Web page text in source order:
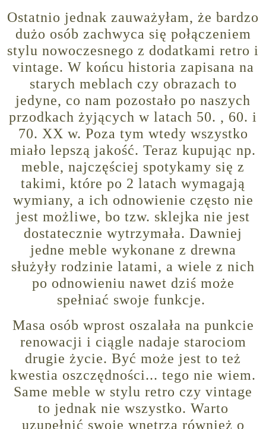
Ostatnio jednak zauważyłam, że bardzo
dużo osób zachwyca się połączeniem
stylu nowoczesnego z dodatkami retro i
vintage. W końcu historia zapisana na
starych meblach czy obrazach to
jedyne, co nam pozostało po naszych
przodkach żyjących w latach 50. , 60. i
70. XX w. Poza tym wtedy wszystko
miało lepszą jakość. Teraz kupując np.
meble, najczęściej spotykamy się z
takimi, które po 2 latach wymagają
wymiany, a ich odnowienie często nie
jest możliwe, bo tzw. sklejka nie jest
dostatecznie wytrzymała. Dawniej
jedne meble wykonane z drewna
służyły rodzinie latami, a wiele z nich
po odnowieniu nawet dziś może
spełniać swoje funkcje.
Masa osób wprost oszalała na punkcie
renowacji i ciągle nadaje starociom
drugie życie. Być może jest to też
kwestia oszczędności... tego nie wiem.
Same meble w stylu retro czy vintage
to jednak nie wszystko. Warto
uzupełnić swoje wnętrza również o